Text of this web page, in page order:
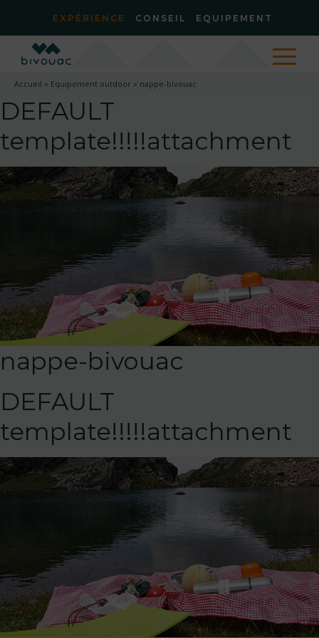
EXPÉRIENCE CONSEIL EQUIPEMENT
Accueil » Equipement outdoor » nappe-bivouac
DEFAULT
template!!!!!attachment
nappe-bivouac
DEFAULT
template!!!!!attachment